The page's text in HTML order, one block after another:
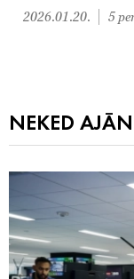
2026.01.20. 5
NEKED